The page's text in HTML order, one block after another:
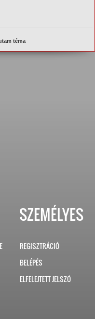
téma
SZEMÉLYES
REGISZTRÁCIÓ
BELÉPÉS
ELFELEJTETT JELSZÓ